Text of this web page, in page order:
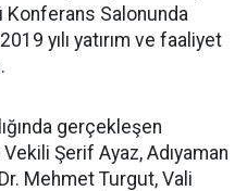
Salonunda
yılı yatırım ve faaliyet
gerçekleşen
Şerif Ayaz, Adıyaman
Mehmet Turgut, Vali